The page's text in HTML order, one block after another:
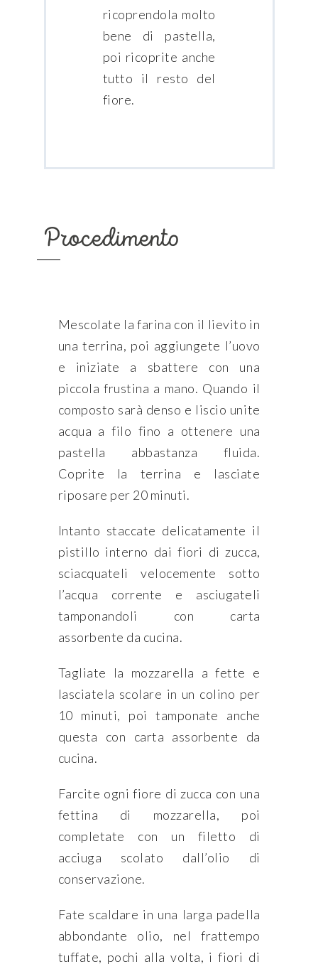
ricoprendola molto
bene di pastella,
poi ricoprite anche
tutto il resto del
fiore.
Procedimento
Mescolate la farina con il lievito in
una terrina, poi aggiungete l’uovo
e iniziate a sbattere con una
piccola frustina a mano. Quando il
composto sarà denso e liscio unite
acqua a filo fino a ottenere una
pastella abbastanza fluida.
Coprite la terrina e lasciate
riposare per 20 minuti.
Intanto staccate delicatamente il
pistillo interno dai fiori di zucca,
sciacquateli velocemente sotto
l’acqua corrente e asciugateli
tamponandoli con carta
assorbente da cucina.
Tagliate la mozzarella a fette e
lasciatela scolare in un colino per
10 minuti, poi tamponate anche
questa con carta assorbente da
cucina.
Farcite ogni fiore di zucca con una
fettina di mozzarella, poi
completate con un filetto di
acciuga scolato dall’olio di
conservazione.
Fate scaldare in una larga padella
abbondante olio, nel frattempo
tuffate, pochi alla volta, i fiori di